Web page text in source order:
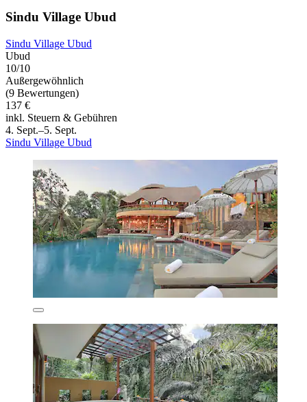
Sindu Village Ubud
Sindu Village Ubud
Ubud
10/10
Außergewöhnlich
(9 Bewertungen)
137 €
inkl. Steuern & Gebühren
4. Sept.–5. Sept.
Sindu Village Ubud